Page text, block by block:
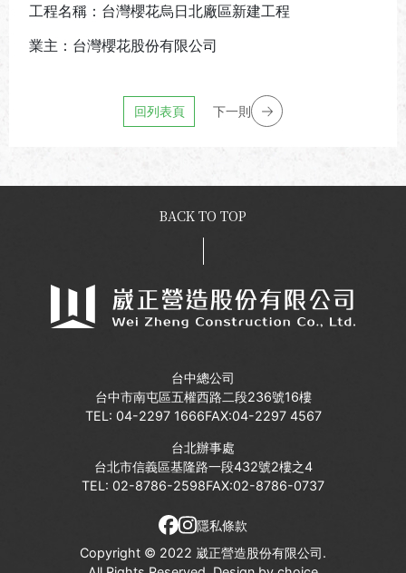
工程名稱：台灣櫻花烏日北廠區新建工程
業主：台灣櫻花股份有限公司
回列表頁 下一則
台中總公司
台中市南屯區五權西路二段236號16樓
TEL: 04-2297 1666FAX:04-2297 4567
台北辦事處
台北市信義區基隆路一段432號2樓之4
TEL: 02-8786-2598FAX:02-8786-0737
BACK TO TOP
隱私條款
Copyright © 2022 崴正營造股份有限公司.